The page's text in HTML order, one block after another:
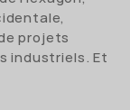
projets
industriels. Et